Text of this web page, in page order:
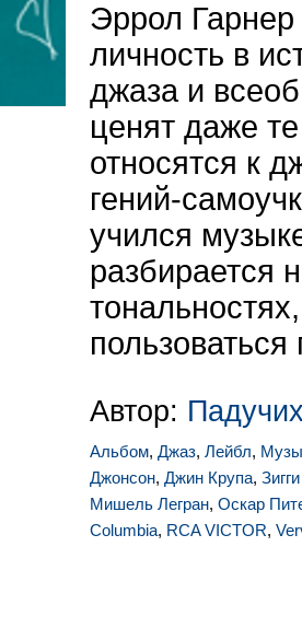
Эррол Гарнер
личность в
джаза и
ценят даже
относятся к
гений-
учился
разбирается
Автор:
Альбом, Джаз, Лейбл,
Джонсон, Джин Крупа,
Мишель Легран, Оскар
Columbia, RCA VICTOR,